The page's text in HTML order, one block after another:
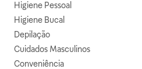
Higiene Pessoal
Higiene Bucal
Depilação
Cuidados Masculinos
Conveniência